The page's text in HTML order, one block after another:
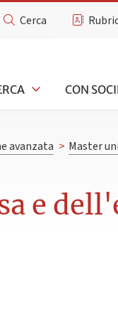
Cerca
CON
avanzata > Master
e